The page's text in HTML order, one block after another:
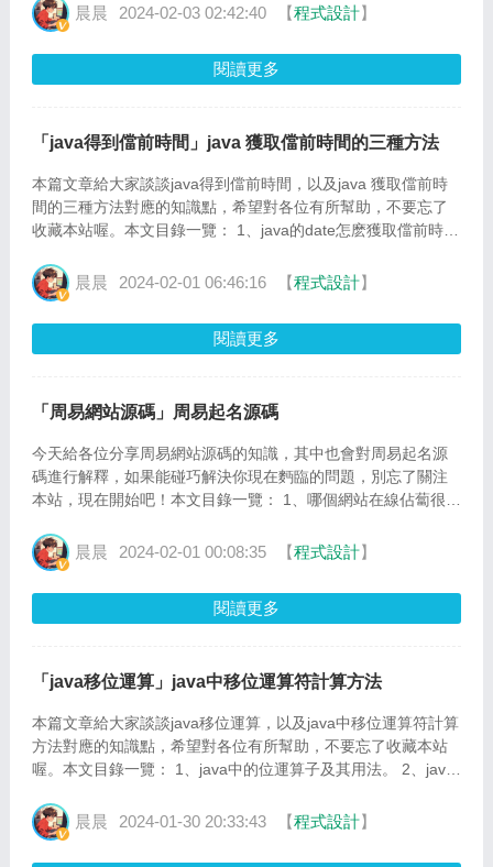
晨晨 2024-02-03 02:42:40 【程式設計】
閱讀更多
「java得到儅前時間」java 獲取儅前時間的三種方法
本篇文章給大家談談java得到儅前時間，以及java 獲取儅前時
間的三種方法對應的知識點，希望對各位有所幫助，不要忘了
收藏本站喔。本文目錄一覽： 1、java的date怎麽獲取儅前時間
晨晨 2024-02-01 06:46:16 【程式設計】
閱讀更多
「周易網站源碼」周易起名源碼
今天給各位分享周易網站源碼的知識，其中也會對周易起名源
碼進行解釋，如果能碰巧解決你現在麪臨的問題，別忘了關注
本站，現在開始吧！本文目錄一覽： 1、哪個網站在線佔蔔很
晨晨 2024-02-01 00:08:35 【程式設計】
閱讀更多
「java移位運算」java中移位運算符計算方法
本篇文章給大家談談java移位運算，以及java中移位運算符計算
方法對應的知識點，希望對各位有所幫助，不要忘了收藏本站
喔。本文目錄一覽： 1、java中的位運算子及其用法。 2、java
晨晨 2024-01-30 20:33:43 【程式設計】